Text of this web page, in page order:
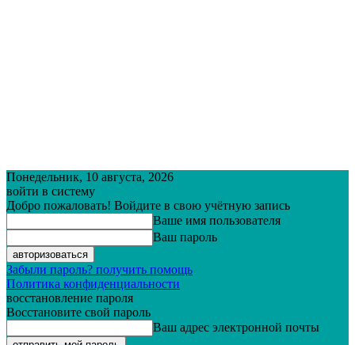
Понедельник, 10 августа, 2026
войти в систему
Добро пожаловать! Войдите в свою учётную запись
Ваше имя пользователя
Ваш пароль
Забыли пароль? получить помощь
Политика конфиденциальности
восстановление пароля
Восстановите свой пароль
Ваш адрес электронной почты